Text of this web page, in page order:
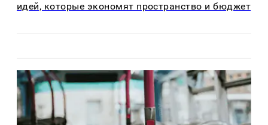
идей, которые экономят пространство и бюджет